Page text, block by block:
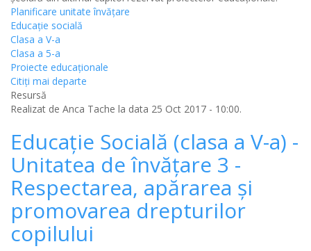
Planificare unitate învățare
Educație socială
Clasa a V-a
Clasa a 5-a
Proiecte educaționale
Citiţi mai departe
Resursă
Realizat de Anca Tache la data 25 Oct 2017 - 10:00.
Educație Socială (clasa a V-a) -
Unitatea de învățare 3 -
Respectarea, apărarea și
promovarea drepturilor
copilului